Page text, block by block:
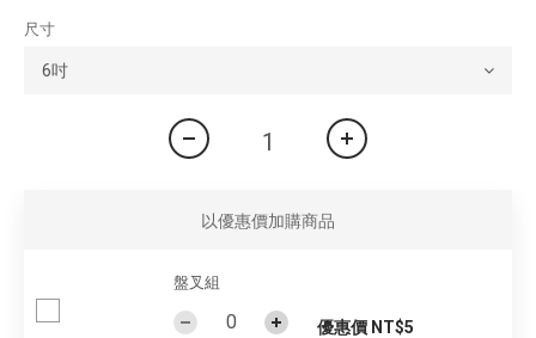
尺寸
以優惠價加購商品
盤叉組
優惠價 NT$5